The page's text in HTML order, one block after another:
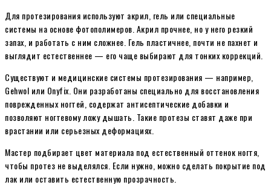
Для протезирования используют акрил, гель или специальные
системы на основе фотополимеров. Акрил прочнее, но у него резкий
запах, и работать с ним сложнее. Гель пластичнее, почти не пахнет и
выглядит естественнее — его чаще выбирают для тонких коррекций.
Существуют и медицинские системы протезирования — например,
Gehwol или Onyfix. Они разработаны специально для восстановления
поврежденных ногтей, содержат антисептические добавки и
позволяют ногтевому ложу дышать. Такие протезы ставят даже при
врастании или серьезных деформациях.
Мастер подбирает цвет материала под естественный оттенок ногтя,
чтобы протез не выделялся. Если нужно, можно сделать покрытие под
лак или оставить естественную прозрачность.